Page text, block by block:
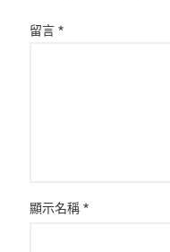
留言 *
顯示名稱 *